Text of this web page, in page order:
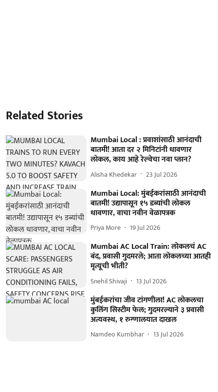
Related Stories
Mumbai Local : प्रवाशांसाठी आनंदाची
बातमी! आता दर २ मिनिटांनी धावणार
लोकल, काय आहे रेल्वेचा नवा प्लान?
Alisha Khedekar 23 Jul 2026
Mumbai Local: मुंबईकरांसाठी आनंदाची
बातमी! उद्यापासून १५ डब्यांची लोकल
धावणार, वाचा नवीन वेळापत्रक
Priya More 19 Jul 2026
Mumbai AC Local Train: लोकलचं AC
बंद, प्रवासी गुदमरले; आता लोकलच्या आतही
मृत्यूची भीती?
Snehil Shivaji 13 Jul 2026
मुंबईकरांचा जीव टांगणीला! AC लोकलचा
कुलिंग सिस्टीम फेल; गुदमरल्याने ३ प्रवासी
अत्यवस्थ, १ रुग्णालयात दाखल
Namdeo Kumbhar 13 Jul 2026